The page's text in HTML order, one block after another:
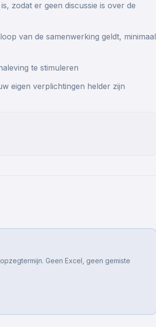
zodat er geen discussie is over de
van de samenwerking geldt, minimaal
te stimuleren
eigen verplichtingen helder zijn
Geen Excel, geen gemiste